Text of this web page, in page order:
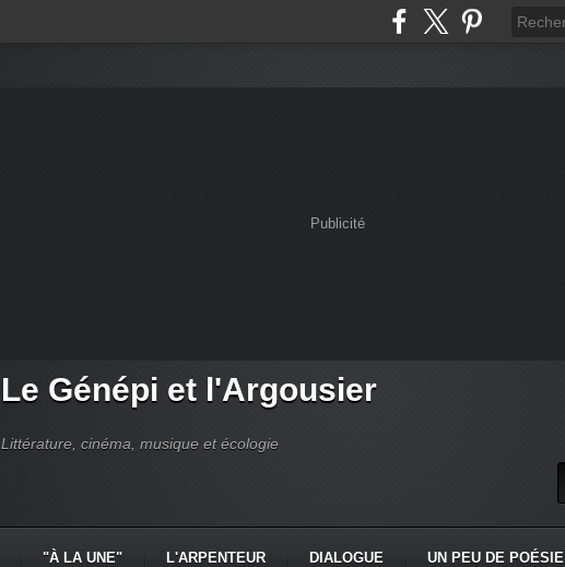
Publicité
Le Génépi et l'Argousier
Littérature, cinéma, musique et écologie
"À LA UNE" L'ARPENTEUR DIALOGUE UN PEU DE POÉSIE